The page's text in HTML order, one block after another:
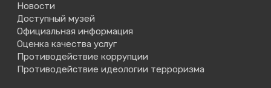
Новости
Доступный музей
Официальная информация
Оценка качества услуг
Противодействие коррупции
Противодействие идеологии терроризма